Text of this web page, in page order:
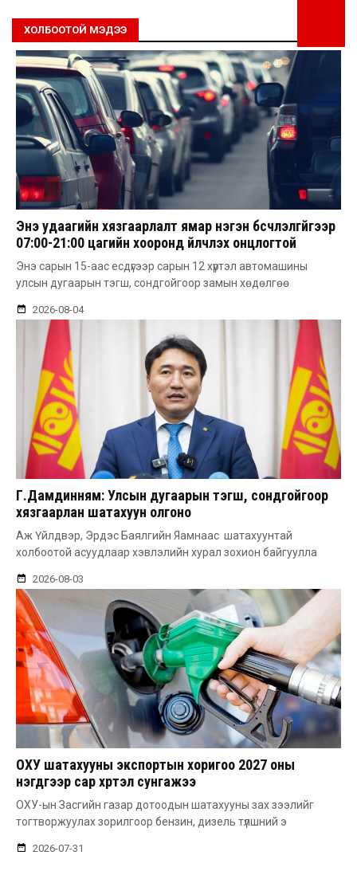
ХОЛБООТОЙ МЭДЭЭ
Энэ удаагийн хязгаарлалт ямар нэгэн бүсчлэлгүйгээр
07:00-21:00 цагийн хооронд үйлчлэх онцлогтой
Энэ сарын 15-аас есдүгээр сарын 12 хүртэл автомашины
улсын дугаарын тэгш, сондгойгоор замын хөдөлгөө
2026-08-04
Г.Дамдинням: Улсын дугаарын тэгш, сондгойгоор
хязгаарлан шатахуун олгоно
Аж Үйлдвэр, Эрдэс Баялгийн Яамнаас шатахуунтай
холбоотой асуудлаар хэвлэлийн хурал зохион байгуулла
2026-08-03
ОХУ шатахууны экспортын хоригоо 2027 оны
нэгдүгээр сар хүртэл сунгажээ
ОХУ-ын Засгийн газар дотоодын шатахууны зах зээлийг
тогтворжуулах зорилгоор бензин, дизель түлшний э
2026-07-31